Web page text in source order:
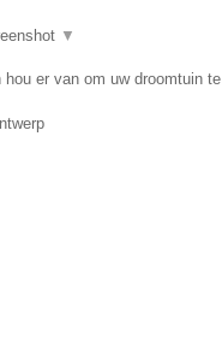
▼
hou er van om uw droomtuin te